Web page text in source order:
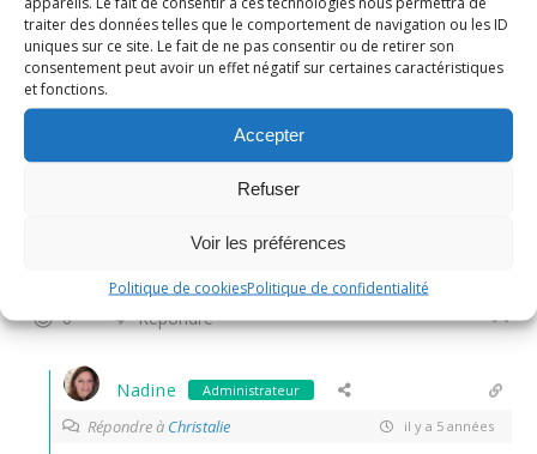
traiter des données telles que le comportement de navigation ou les ID
uniques sur ce site. Le fait de ne pas consentir ou de retirer son
consentement peut avoir un effet négatif sur certaines caractéristiques
et fonctions.
Accepter
Refuser
Voir les préférences
Politique de cookiesPolitique de confidentialité
avec le froid qui arrive cette recette de tarte à l’oignon
tombe à pic… cela nous réchauffera, pour un soir avec une
bonne soupe.
0 Répondre
Nadine Administrateur
Répondre à Christalie il y a 5 années